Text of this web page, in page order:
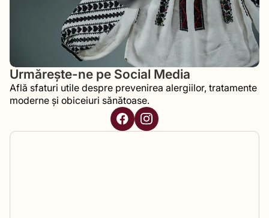
Urmărește-ne pe Social Media
Află sfaturi utile despre prevenirea alergiilor, tratamente
moderne și obiceiuri sănătoase.